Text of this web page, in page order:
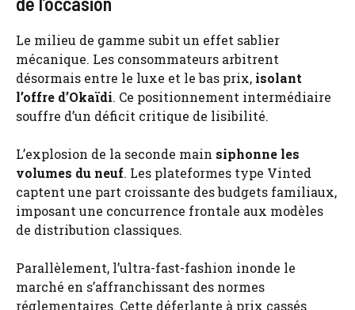
Le milieu de gamme subit un effet sablier
mécanique. Les consommateurs arbitrent
désormais entre le luxe et le bas prix, isolant
l’offre d’Okaïdi. Ce positionnement intermédiaire
souffre d’un déficit critique de lisibilité.
L’explosion de la seconde main siphonne les
volumes du neuf. Les plateformes type Vinted
captent une part croissante des budgets familiaux,
imposant une concurrence frontale aux modèles
de distribution classiques.
Parallèlement, l’ultra-fast-fashion inonde le
marché en s’affranchissant des normes
réglementaires. Cette déferlante à prix cassés